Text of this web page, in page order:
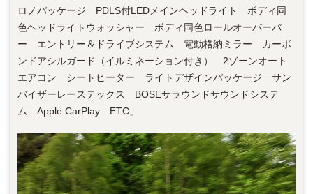
ロノパッケージ PDLS付LEDメインヘッドライト ボディ同
色ヘッドライトウォッシャー ボディ同色ロールオーバーバ
ー エントリー＆ドライブシステム 電動格納ミラー カーボ
ンドアシルガード（イルミネーション付き） 2ゾーンオート
エアコン シートヒーター ライトデザインパッケージ サン
バイザーレーステックス BOSEサラウンドサウンドシステ
ム Apple CarPlay ETC」